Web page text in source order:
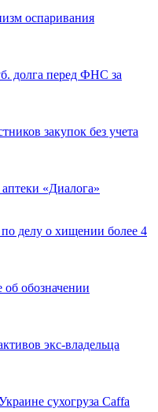
оспаривания
долга перед ФНС за
закупок без учета
«Диалога»
делу о хищении более 4
обозначении
экс-владельца
сухогруза Caffa